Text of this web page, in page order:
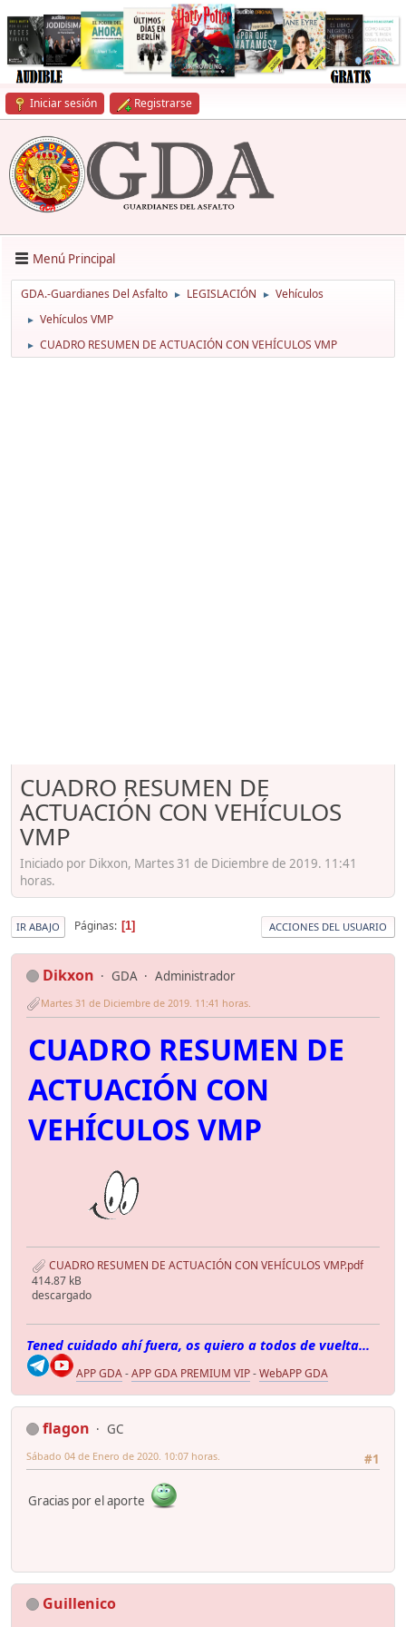
Iniciar sesión Registrarse
Menú Principal
GDA.-Guardianes Del Asfalto ► LEGISLACIÓN ► Vehículos
► Vehículos VMP
► CUADRO RESUMEN DE ACTUACIÓN CON VEHÍCULOS VMP
CUADRO RESUMEN DE
ACTUACIÓN CON VEHÍCULOS
VMP
Iniciado por Dikxon, Martes 31 de Diciembre de 2019. 11:41
horas.
IR ABAJO Páginas 1 ACCIONES DEL USUARIO
Dikxon GDA Administrador
Martes 31 de Diciembre de 2019. 11:41 horas.
CUADRO RESUMEN DE
ACTUACIÓN CON
VEHÍCULOS VMP
CUADRO RESUMEN DE ACTUACIÓN CON VEHÍCULOS VMP.pdf
414.87 kB
descargado
Tened cuidado ahí fuera, os quiero a todos de vuelta...
APP GDA-APP GDA PREMIUM VIP-WebAPP GDA
flagon
GC
#1
Sábado 04 de Enero de 2020. 10:07 horas.
Gracias por el aporte
Guillenico